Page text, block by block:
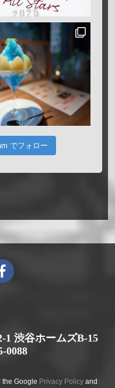
でフォロー
1 渋谷ホームズB-15
0088
the Google Privacy Policyand